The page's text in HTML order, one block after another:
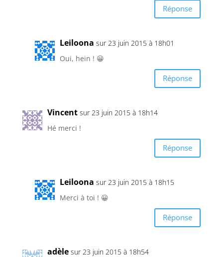
Réponse
Leiloona sur 23 juin 2015 à 18h01
Oui, hein ! 😀
Réponse
Vincent sur 23 juin 2015 à 18h14
Hé merci !
Réponse
Leiloona sur 23 juin 2015 à 18h15
Merci à toi ! 😀
Réponse
adèle sur 23 juin 2015 à 18h54